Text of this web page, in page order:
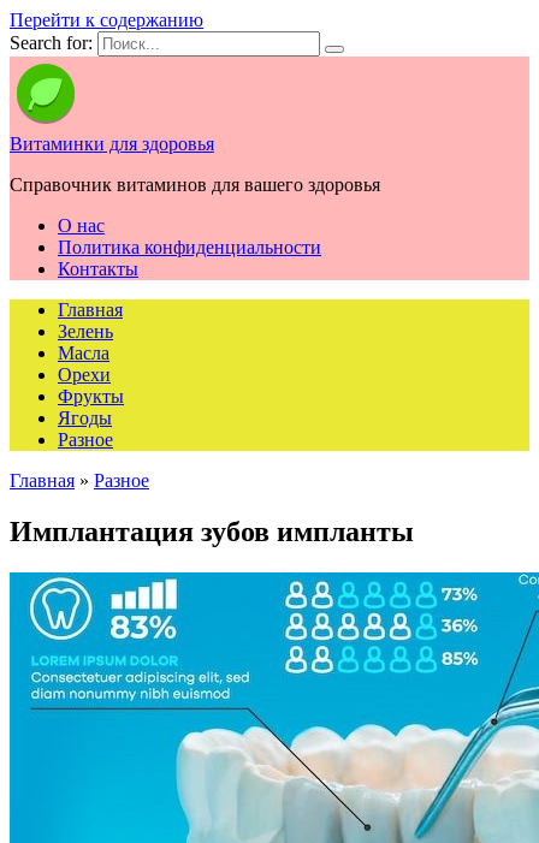
Перейти к содержанию
Search for:
Витаминки для здоровья
Справочник витаминов для вашего здоровья
О нас
Политика конфиденциальности
Контакты
Главная
Зелень
Масла
Орехи
Фрукты
Ягоды
Разное
Главная » Разное
Имплантация зубов импланты